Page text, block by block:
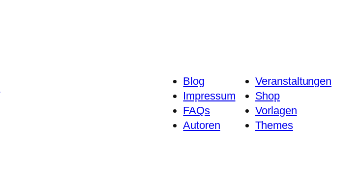
Blog
Impressum
FAQs
Autoren
Veranstaltungen
Shop
Vorlagen
Themes